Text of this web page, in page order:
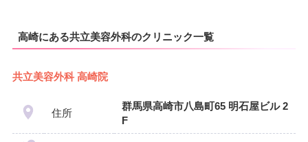
高崎にある共立美容外科のクリニック一覧
共立美容外科 高崎院
住所
群馬県高崎市八島町65 明石屋ビル 2
F